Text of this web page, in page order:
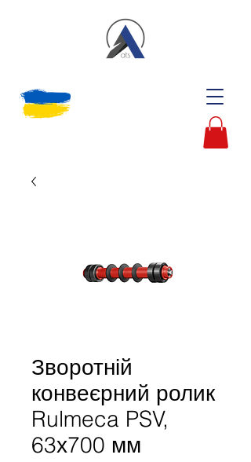
Зворотній
конвеєрний ролик
Rulmeca PSV,
63х700 мм